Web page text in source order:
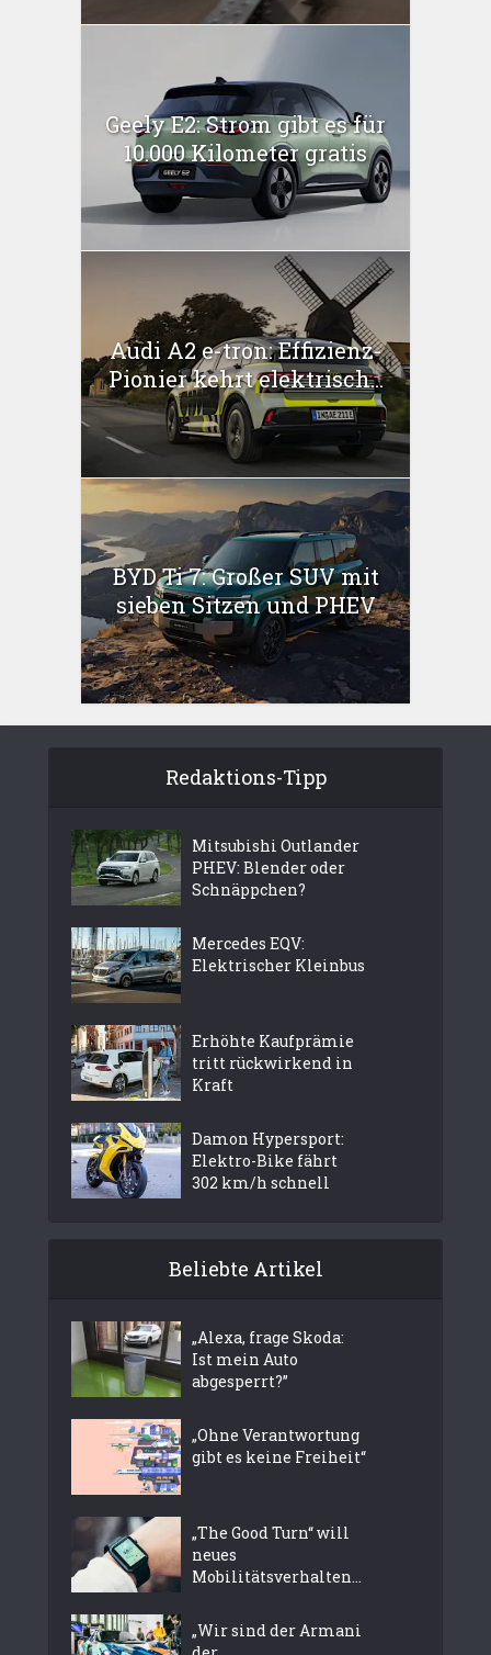
Geely E2: Strom gibt es für
10.000 Kilometer gratis
Audi A2 e-tron: Effizienz-
Pionier kehrt elektrisch...
BYD Ti 7: Großer SUV mit
sieben Sitzen und PHEV
Redaktions-Tipp
Mitsubishi Outlander
PHEV: Blender oder
Schnäppchen?
Mercedes EQV:
Elektrischer Kleinbus
Erhöhte Kaufprämie
tritt rückwirkend in
Kraft
Damon Hypersport:
Elektro-Bike fährt
302 km/h schnell
Beliebte Artikel
„Alexa, frage Skoda:
Ist mein Auto
abgesperrt?”
„Ohne Verantwortung
gibt es keine Freiheit“
„The Good Turn“ will
neues
Mobilitätsverhalten...
„Wir sind der Armani